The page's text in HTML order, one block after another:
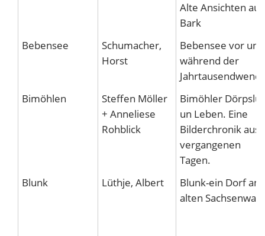
Alte Ansichten aus
Bark
Bebensee
Schumacher,
Horst
Bebensee vor und
während der
Bimöhlen
Steffen Möller
+ Anneliese
Rohblick
Bimöhler
un Leben. Eine
Bilderchronik aus
vergangenen
Tagen.
Blunk
Lüthje, Albert
Blunk-ein Dorf am
alten Sachsenwall